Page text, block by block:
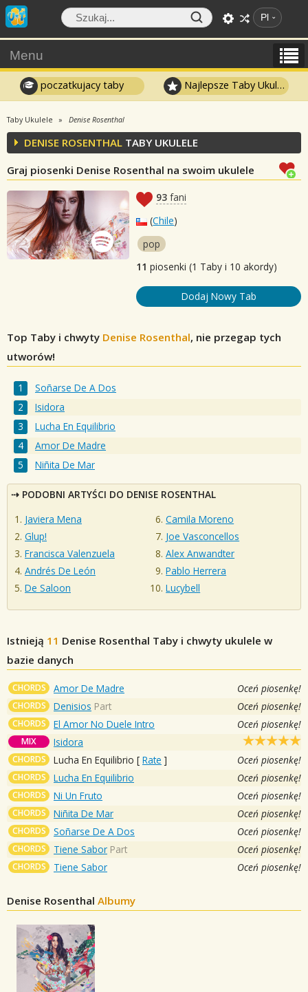
Pl
Menu
poczatkujacy taby Najlepsze Taby Ukulele
Taby Ukulele Denise Rosenthal
DENISE ROSENTHAL TABY UKULELE
Graj piosenki Denise Rosenthal na swoim ukulele
93 fani
(Chile)
pop
11 piosenki (1 Taby i 10 akordy)
Dodaj Nowy Tab
Top Taby i chwyty Denise Rosenthal, nie przegap tych
utworów!
Soñarse De A Dos
Isidora
Lucha En Equilibrio
Amor De Madre
Niñita De Mar
PODOBNI ARTYŚCI DO DENISE ROSENTHAL
Javiera Mena
Glup!
Francisca Valenzuela
Andrés De León
De Saloon
Camila Moreno
Joe Vasconcellos
Alex Anwandter
Pablo Herrera
Lucybell
Istnieją 11 Denise Rosenthal Taby i chwyty ukulele w
bazie danych
CHORDS Amor De Madre Oceń piosenkę!
CHORDS Denisios Part Oceń piosenkę!
CHORDS El Amor No Duele Intro Oceń piosenkę!
MIX Isidora
CHORDS Lucha En Equilibrio [ Rate ] Oceń piosenkę!
CHORDS Lucha En Equilibrio Oceń piosenkę!
CHORDS Ni Un Fruto Oceń piosenkę!
CHORDS Niñita De Mar Oceń piosenkę!
CHORDS Soñarse De A Dos Oceń piosenkę!
CHORDS Tiene Sabor Part Oceń piosenkę!
CHORDS Tiene Sabor Oceń piosenkę!
Denise Rosenthal Albumy